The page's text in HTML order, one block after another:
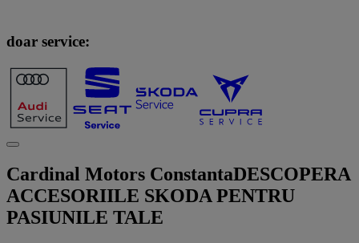
doar service:
Cardinal Motors ConstantaDESCOPERA
ACCESORIILE SKODA PENTRU
PASIUNILE TALE